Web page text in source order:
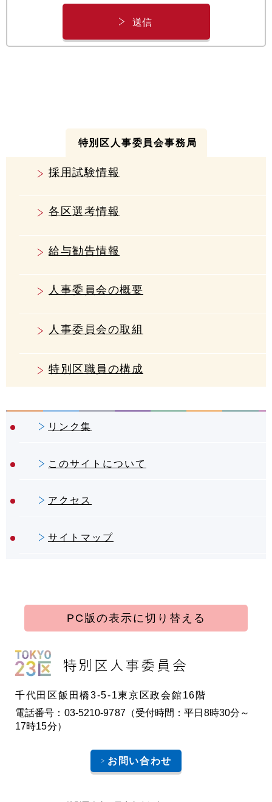
特別区人事委員会事務局
採用試験情報
各区選考情報
給与勧告情報
人事委員会の概要
人事委員会の取組
特別区職員の構成
リンク集
このサイトについて
アクセス
サイトマップ
PC版の表示に切り替える
千代田区飯田橋3-5-1東京区政会館16階
電話番号：03-5210-9787（受付時間：平日8時30分～
17時15分）
お問い合わせ